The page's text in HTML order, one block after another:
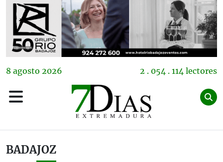
8 agosto 2026 2 . 054 . 114 lectores
BADAJOZ